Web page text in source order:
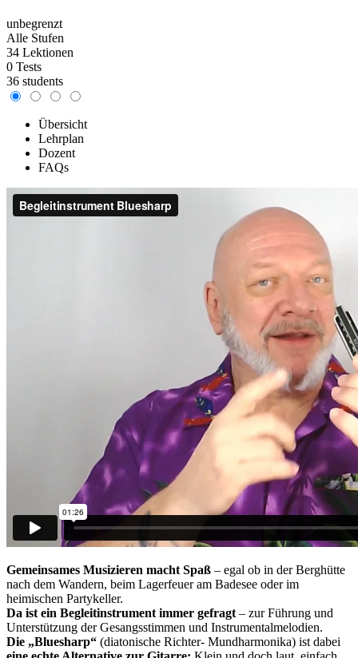
unbegrenzt
Alle Stufen
34 Lektionen
0 Tests
36 students
Übersicht
Lehrplan
Dozent
FAQs
Gemeinsames Musizieren macht Spaß – egal ob in der Berghütte
nach dem Wandern, beim Lagerfeuer am Badesee oder im
heimischen Partykeller.
Da ist ein Begleitinstrument immer gefragt – zur Führung und
Unterstützung der Gesangsstimmen und Instrumentalmelodien.
Die „Bluesharp“ (diatonische Richter- Mundharmonika) ist dabei